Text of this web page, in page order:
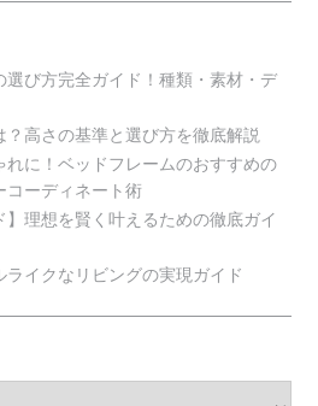
選び方完全ガイド！種類・素材・デ
高さの基準と選び方を徹底解説
に！ベッドフレームのおすすめの
コーディネート術
】理想を賢く叶えるための徹底ガイ
イクなリビングの実現ガイド